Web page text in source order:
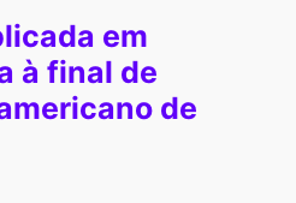
em
à final de
de